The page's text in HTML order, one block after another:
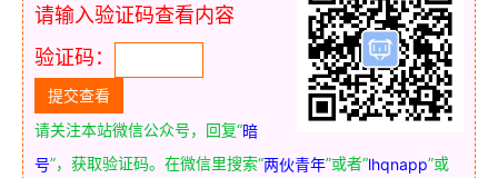
请输入验证码查看内容
验证码：
请关注本站微信公众号，回复“暗
号”，获取验证码。在微信里搜索“两伙青年”或者“lhqnapp”或